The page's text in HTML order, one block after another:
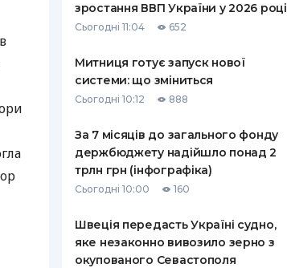
зростання ВВП України у 2026 році
Сьогодні 11:04 652
Митниця готує запуск нової
системи: що зміниться
Сьогодні 10:12 888
За 7 місяців до загального фонду
держбюджету надійшло понад 2
трлн грн (інфографіка)
Сьогодні 10:00 160
Швеція передасть Україні судно,
яке незаконно вивозило зерно з
окупованого Севастополя